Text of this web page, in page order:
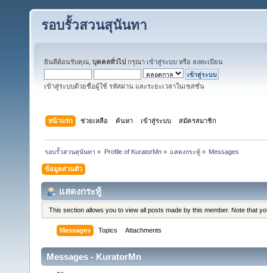
รอบรั้วสวนสุนันทา
ยินดีต้อนรับคุณ, บุคคลทั่วไป กรุณา เข้าสู่ระบบ หรือ ลงทะเบียน
เข้าสู่ระบบด้วยชื่อผู้ใช้ รหัสผ่าน และระยะเวลาในเซสชั่น
หน้าแรก ช่วยเหลือ ค้นหา เข้าสู่ระบบ สมัครสมาชิก
รอบรั้วสวนสุนันทา » Profile of KuratorMn» แสดงกระทู้» Messages
ข้อมูลส่วนตัว
แสดงกระทู้
This section allows you to view all posts made by this member. Note that
Messages Topics Attachments
Messages - KuratorMn